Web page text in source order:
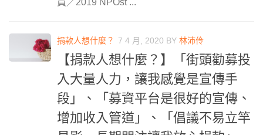
員／2019 NPOst ...
捐款人想什麼？ 7 4 月, 2020 BY 林沛伶
【捐款人想什麼？】「街頭勸募投
入大量人力，讓我感覺是宣傳手
段」、「募資平台是很好的宣傳、
增加收入管道」、「倡議不易立竿